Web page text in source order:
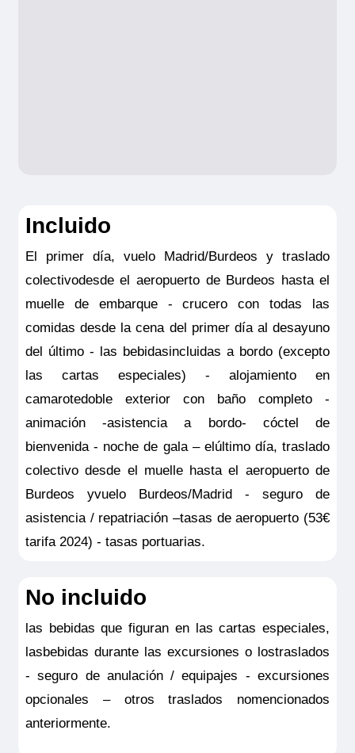
Incluido
El primer día, vuelo Madrid/Burdeos y traslado
colectivodesde el aeropuerto de Burdeos hasta el
muelle de embarque - crucero con todas las
comidas desde la cena del primer día al desayuno
del último - las bebidasincluidas a bordo (excepto
las cartas especiales) - alojamiento en
camarotedoble exterior con baño completo -
animación -asistencia a bordo- cóctel de
bienvenida - noche de gala – elúltimo día, traslado
colectivo desde el muelle hasta el aeropuerto de
Burdeos yvuelo Burdeos/Madrid - seguro de
asistencia / repatriación –tasas de aeropuerto (53€
tarifa 2024) - tasas portuarias.
No incluido
las bebidas que figuran en las cartas especiales,
lasbebidas durante las excursiones o lostraslados
- seguro de anulación / equipajes - excursiones
opcionales – otros traslados nomencionados
anteriormente.